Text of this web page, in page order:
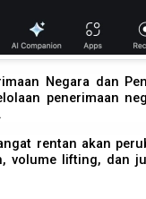
Negara dan
penerimaan
rentan akan
lifting, dan